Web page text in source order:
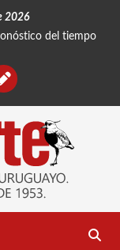
2026
del tiempo
Contáctanos